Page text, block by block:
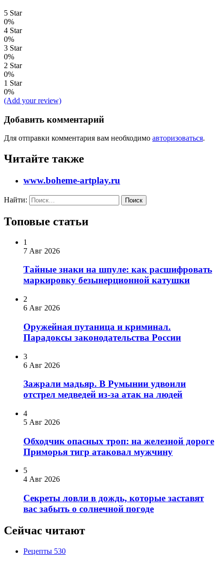
5 Star
0%
4 Star
0%
3 Star
0%
2 Star
0%
1 Star
0%
(Add your review)
Добавить комментарий
Для отправки комментария вам необходимо авторизоваться.
Читайте также
www.boheme-artplay.ru
Найти:
Топовые статьи
1
7 Авг 2026
Тайные знаки на шпуле: как расшифровать
маркировку безынерционной катушки
2
6 Авг 2026
Оружейная путаница и криминал.
Парадоксы законодательства России
3
6 Авг 2026
Зажрали мадьяр. В Румынии удвоили
отстрел медведей из-за атак на людей
4
5 Авг 2026
Обходчик опасных троп: на железной дороге
Приморья тигр атаковал мужчину
5
4 Авг 2026
Секреты ловли в дождь, которые заставят
вас забыть о солнечной погоде
Сейчас читают
Рецепты 530